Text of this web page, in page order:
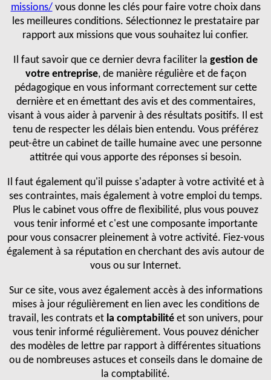
missions/vous donne les clés pour faire votre choix dans
les meilleures conditions. Sélectionnez le prestataire par
rapport aux missions que vous souhaitez lui confier.
Il faut savoir que ce dernier devra faciliter la gestion de
votre entreprise, de manière régulière et de façon
pédagogique en vous informant correctement sur cette
dernière et en émettant des avis et des commentaires,
visant à vous aider à parvenir à des résultats positifs. Il est
tenu de respecter les délais bien entendu. Vous préférez
peut-être un cabinet de taille humaine avec une personne
attitrée qui vous apporte des réponses si besoin.
Il faut également qu'il puisse s'adapter à votre activité et à
ses contraintes, mais également à votre emploi du temps.
Plus le cabinet vous offre de flexibilité, plus vous pouvez
vous tenir informé et c'est une composante importante
pour vous consacrer pleinement à votre activité. Fiez-vous
également à sa réputation en cherchant des avis autour de
vous ou sur Internet.
Sur ce site, vous avez également accès à des informations
mises à jour régulièrement en lien avec les conditions de
travail, les contrats et la comptabilitéet son univers, pour
vous tenir informé régulièrement. Vous pouvez dénicher
des modèles de lettre par rapport à différentes situations
ou de nombreuses astuces et conseils dans le domaine de
la comptabilité.